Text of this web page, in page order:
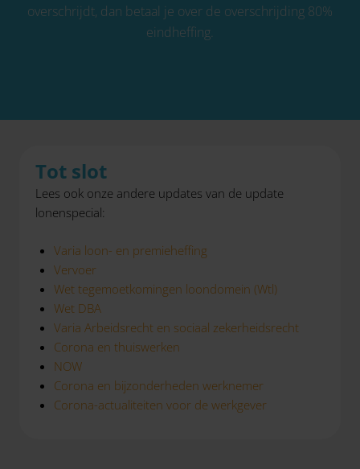
overschrijdt, dan betaal je over de overschrijding 80%
eindheffing.
Tot slot
Lees ook onze andere updates van de update
lonenspecial:
Varia loon- en premieheffing
Vervoer
Wet tegemoetkomingen loondomein (Wtl)
Wet DBA
Varia Arbeidsrecht en sociaal zekerheidsrecht
Corona en thuiswerken
NOW
Corona en bijzonderheden werknemer
Corona-actualiteiten voor de werkgever